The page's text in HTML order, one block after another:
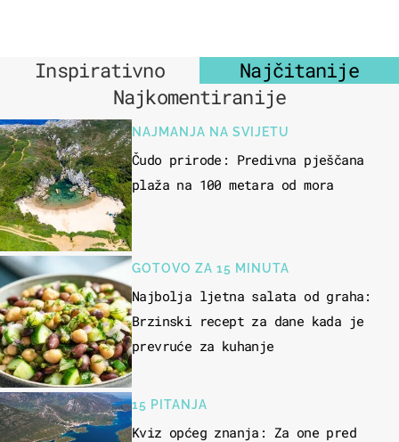
Inspirativno
Najčitanije
Najkomentiranije
NAJMANJA NA SVIJETU
Čudo prirode: Predivna pješčana
plaža na 100 metara od mora
GOTOVO ZA 15 MINUTA
Najbolja ljetna salata od graha:
Brzinski recept za dane kada je
prevruće za kuhanje
15 PITANJA
Kviz općeg znanja: Za one pred